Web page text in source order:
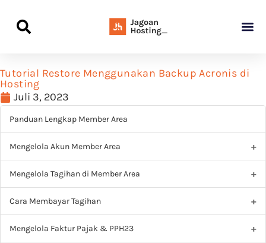
Tutorial Restore Menggunakan Backup Acronis di
Hosting
Juli 3, 2023
Panduan Lengkap Member Area
Mengelola Akun Member Area
Mengelola Tagihan di Member Area
Cara Membayar Tagihan
Mengelola Faktur Pajak & PPH23